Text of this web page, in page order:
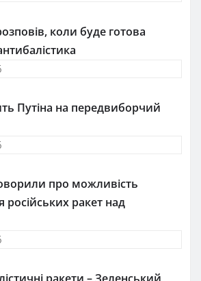
коли буде готова
Путіна на передвиборчий
про можливість
російських ракет над